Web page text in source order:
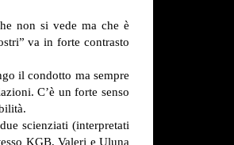
non si vede ma che è
va in forte contrasto
il condotto ma sempre
C’è un forte senso
scienziati (interpretati
KGB, Valerj e Uluna